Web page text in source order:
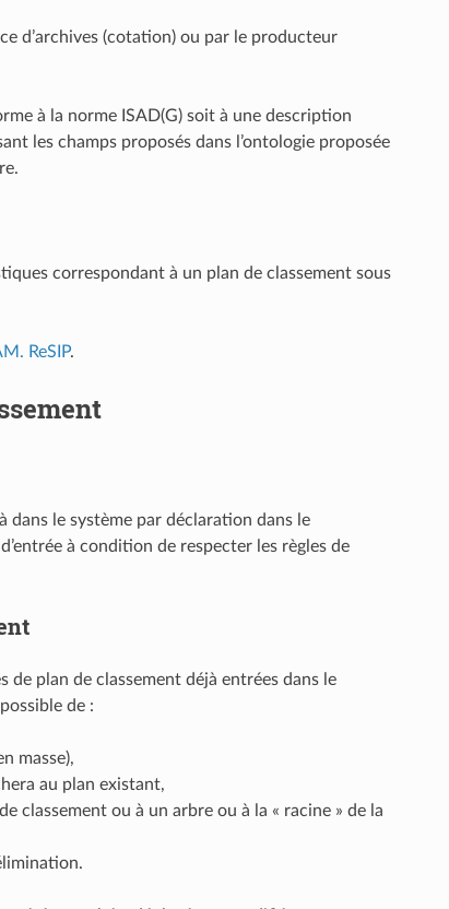
d’archives (cotation) ou par le producteur
à la norme ISAD(G) soit à une description
les champs proposés dans l’ontologie proposée
correspondant à un plan de classement sous
ReSIP.
dans le système par déclaration dans le
à condition de respecter les règles de
de plan de classement déjà entrées dans le
de :
masse),
au plan existant,
classement ou à un arbre ou à la « racine » de la